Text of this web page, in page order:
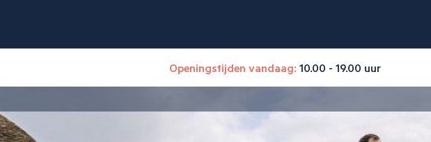
Openingstijden vandaag: 10.00 - 19.00 uur